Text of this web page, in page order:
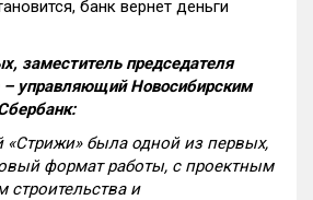
банк вернет деньги
заместитель председателя
– управляющий Новосибирским
«Стрижи» была одной из первых,
формат работы, с проектным
и